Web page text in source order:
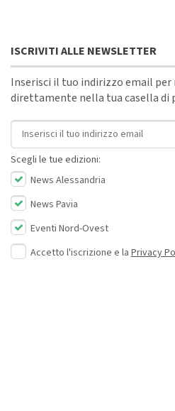
ISCRIVITI ALLE NEWSLETTER
Inserisci il tuo indirizzo email per
direttamente nella tua casella di
Indirizzo email
Scegli le tue edizioni:
News Alessandria
News Pavia
Eventi Nord-Ovest
Accetto l'iscrizione e la Privacy